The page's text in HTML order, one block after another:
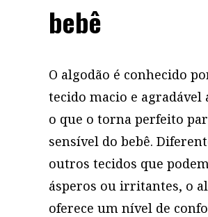
bebê
O algodão é conhecido
tecido macio e agradável
o que o torna perfeito
sensível do bebê.
outros tecidos que
ásperos ou irritantes, o
oferece um nível de